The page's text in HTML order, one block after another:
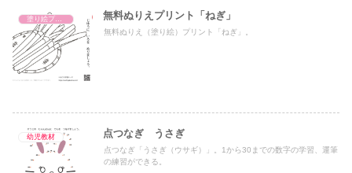
塗り絵プリント 無料ぬりえプリント「ねぎ」
無料ぬりえ（塗り絵）プリント「ねぎ」。
幼児教材 点つなぎ うさぎ
点つなぎ「うさぎ（ウサギ）」。1から30までの数字の学習、運筆
の練習ができる。